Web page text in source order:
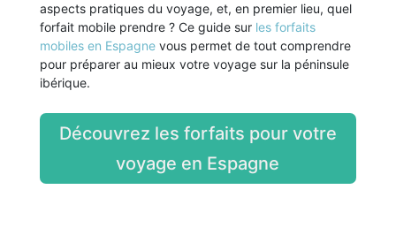
aspects pratiques du voyage, et, en premier lieu, quel
forfait mobile prendre ? Ce guide sur les forfaits
mobiles en Espagnevous permet de tout comprendre
pour préparer au mieux votre voyage sur la péninsule
ibérique.
Découvrez les forfaits pour votre
voyage en Espagne